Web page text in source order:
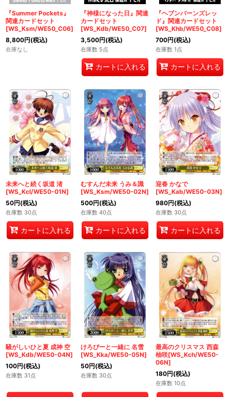
『Summer Pockets』
関連カードセット
[WS_Ksm/WE50_C06]
8,800円(税込)
在庫なし
『神様になった日』関連
カードセット
[WS_Kdb/WE50_C07]
3,500円(税込)
在庫数 5点
カートに入れる
『ヘブンバーンズレッ
ド』関連カードセット
[WS_Khb/WE50_C08]
700円(税込)
在庫数 1点
カートに入れる
未来へと続く坂道 渚
[WS_Kcl/WE50-01N]
50円(税込)
在庫数 30点
カートに入れる
むすんだ未来 うみ＆識
[WS_Ksm/WE50-02N]
500円(税込)
在庫数 40点
カートに入れる
迎春 かなで
[WS_Kab/WE50-03N]
980円(税込)
在庫数 30点
カートに入れる
騒がしいひと夏 成神 空
[WS_Kdb/WE50-04N]
100円(税込)
在庫数 31点
けろぴーと一緒に 名雪
[WS_Kka/WE50-05N]
50円(税込)
在庫数 30点
最高のクリスマス 西森
柚咲[WS_Kch/WE50-
06N]
180円(税込)
在庫数 10点